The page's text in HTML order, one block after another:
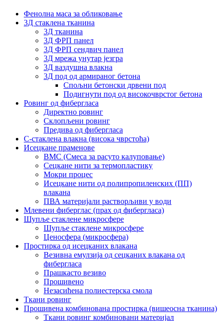
Фенолна маса за обликовање
3Д стаклена тканина
3Д тканина
3Д ФРП панел
3Д ФРП сендвич панел
3Д мрежа унутар језгра
3Д ваздушна влакна
3Д под од армираног бетона
Спољни бетонски дрвени под
Подигнути под од високочврстог бетона
Ровинг од фибергласа
Директно ровинг
Склопљени ровинг
Предива од фибергласа
С-стаклена влакна (висока чврстоћа)
Исецкане праменове
BMC (Смеса за расуто калуповање)
Сецкане нити за термопластику
Мокри процес
Исецкане нити од полипропиленских (ПП)
влакана
ПВА материјали растворљиви у води
Млевени фиберглас (прах од фибергласа)
Шупље стаклене микросфере
Шупље стаклене микросфере
Ценосфера (микросфера)
Простирка од исецканих влакана
Везивна емулзија од сецканих влакана од
фибергласа
Прашкасто везиво
Прошивено
Незасићена полиестерска смола
Ткани ровинг
Прошивена комбинована простирка (вишеосна тканина)
Ткани ровинг комбиновани материјал